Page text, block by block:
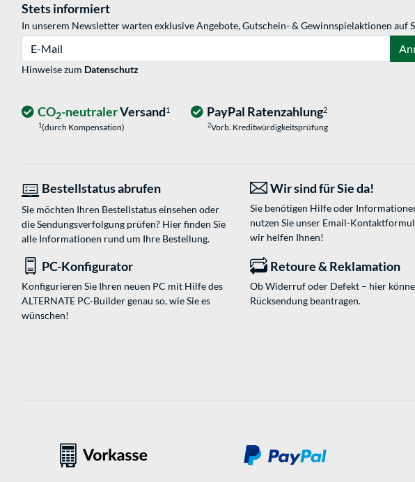
Stets informiert
In unserem Newsletter warten exklusive Angebote, Gutschein- & Gewinnspielaktionen auf
Hinweise zum Datenschutz
CO2-neutralerVersand1
1(durch Kompensation)
PayPal Ratenzahlung2
2Vorb. Kreditwürdigkeitsprüfung
Bestellstatus abrufen
Sie möchten Ihren Bestellstatus einsehen oder
die Sendungsverfolgung prüfen? Hier finden Sie
alle Informationen rund um Ihre Bestellung.
Wir sind für Sie da!
Sie benötigen Hilfe oder
nutzen Sie unser Email-
wir helfen Ihnen!
PC-Konfigurator
Konfigurieren Sie Ihren neuen PC mit Hilfe des
ALTERNATE PC-Builder genau so, wie Sie es
wünschen!
Retoure & Reklamation
Ob Widerruf oder Defekt – hier
Rücksendung beantragen.